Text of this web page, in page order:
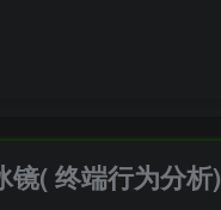
( 终端行为分析